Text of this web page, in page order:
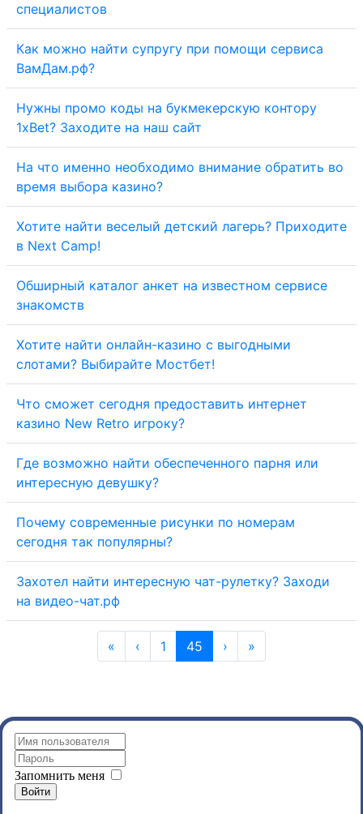
специалистов
Как можно найти супругу при помощи сервиса
ВамДам.рф?
Нужны промо коды на букмекерскую контору
1xBet? Заходите на наш сайт
На что именно необходимо внимание обратить во
время выбора казино?
Хотите найти веселый детский лагерь? Приходите
в Next Camp!
Обширный каталог анкет на известном сервисе
знакомств
Хотите найти онлайн-казино с выгодными
слотами? Выбирайте Мостбет!
Что сможет сегодня предоставить интернет
казино New Retro игроку?
Где возможно найти обеспеченного парня или
интересную девушку?
Почему современные рисунки по номерам
сегодня так популярны?
Захотел найти интересную чат-рулетку? Заходи
на видео-чат.рф
« ‹ 1 45 › »
Запомнить меня
Войти